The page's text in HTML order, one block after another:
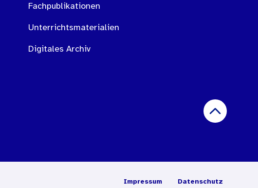
Fachpublikationen
Unterrichtsmaterialien
Digitales Archiv
Impressum Datenschutz